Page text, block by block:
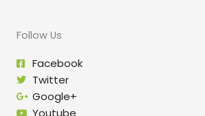
Follow Us
Facebook
Twitter
Google+